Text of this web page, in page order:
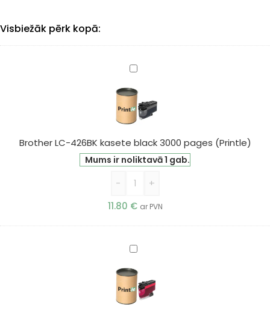
Visbiežāk pērk kopā:
Brother
426BK
kasete
black
3000
pages
(Printle)
Brother LC-426BK kasete black 3000 pages (Printle)
Mums ir noliktavā 1 gab.
-
+
11.80 € ar PVN
Brother
426M
kasete
magenta